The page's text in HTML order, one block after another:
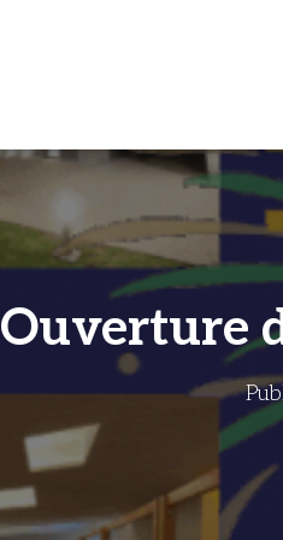
Ouverture